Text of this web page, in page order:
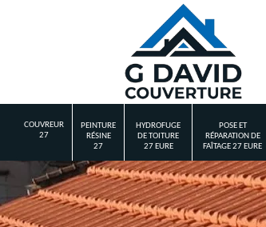
COUVREUR
27
PEINTURE
RÉSINE
27
HYDROFUGE
DE TOITURE
27 EURE
POSE ET
RÉPARATION DE
FAÎTAGE 27 EURE